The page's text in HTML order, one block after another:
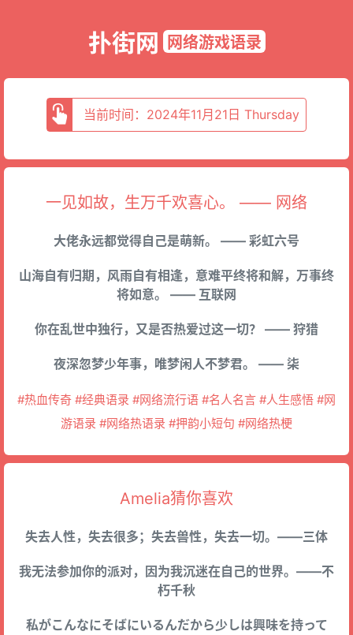
扑街网 网络游戏语录
当前时间：2024年11月21日 Thursday
一见如故，生万千欢喜心。 —— 网络
大佬永远都觉得自己是萌新。 —— 彩虹六号
山海自有归期，风雨自有相逢，意难平终将和解，万事终
将如意。 —— 互联网
你在乱世中独行，又是否热爱过这一切？ —— 狩猎
夜深忽梦少年事，唯梦闲人不梦君。 —— 柒
#热血传奇 #经典语录 #网络流行语 #名人名言 #人生感悟 #网
游语录 #网络热语录 #押韵小短句 #网络热梗
Amelia猜你喜欢
失去人性，失去很多；失去兽性，失去一切。——三体
我无法参加你的派对，因为我沉迷在自己的世界。——不
朽千秋
私がこんなにそばにいるんだから少しは興味を持って